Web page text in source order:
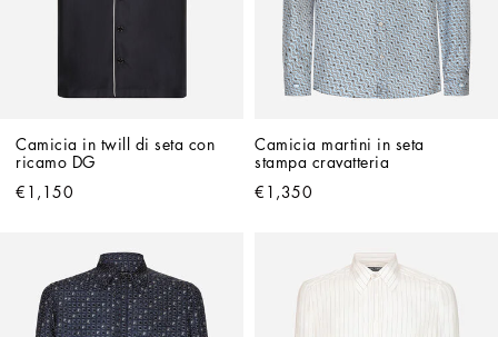
Camicia in twill di seta con
ricamo DG
€1,150
Camicia martini in seta
stampa cravatteria
€1,350